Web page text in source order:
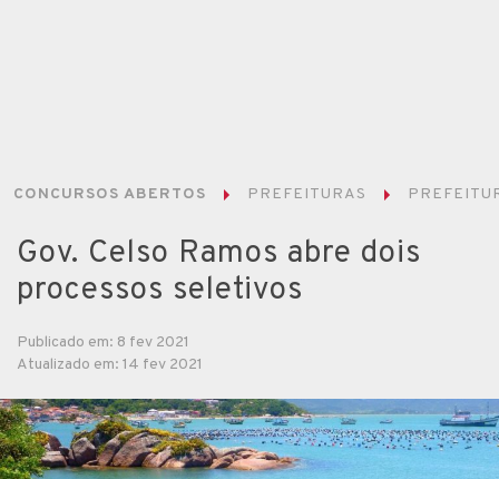
CONCURSOS ABERTOS PREFEITURAS
Gov. Celso Ramos abre dois
processos seletivos
Publicado em: 8 fev 2021
Atualizado em: 14 fev 2021